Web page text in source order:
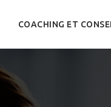
COACHING ET